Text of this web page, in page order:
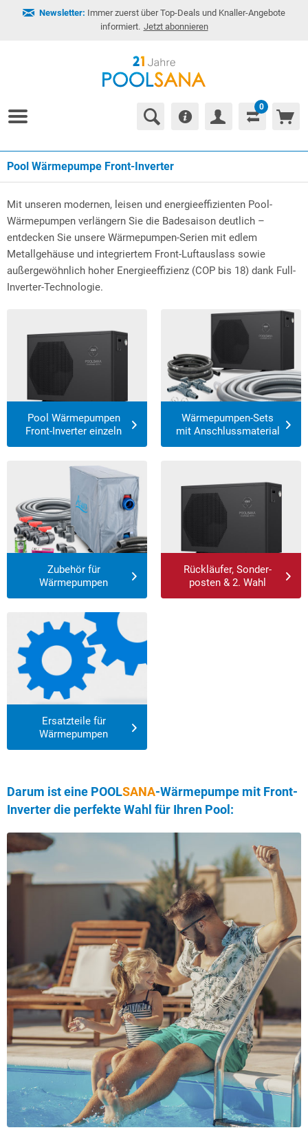
Newsletter: Immer zuerst über Top-Deals und Knaller-Angebote
informiert. Jetzt abonnieren
0
Pool Wärmepumpe Front-Inverter
Mit unseren modernen, leisen und energieeffizienten Pool-
Wärmepumpen verlängern Sie die Badesaison deutlich –
entdecken Sie unsere Wärmepumpen-Serien mit edlem
Metallgehäuse und integriertem Front-Luftauslass sowie
außergewöhnlich hoher Energieeffizienz (COP bis 18) dank Full-
Inverter-Technologie.
Pool Wärmepumpen
Front-Inverter einzeln
Wärmepumpen-Sets
mit Anschlussmaterial
Zubehör für
Wärmepumpen
Rückläufer, Sonder-
posten & 2. Wahl
Ersatzteile für
Wärmepumpen
Darum ist eine POOLSANA-Wärmepumpe mit Front-
Inverter die perfekte Wahl für Ihren Pool: